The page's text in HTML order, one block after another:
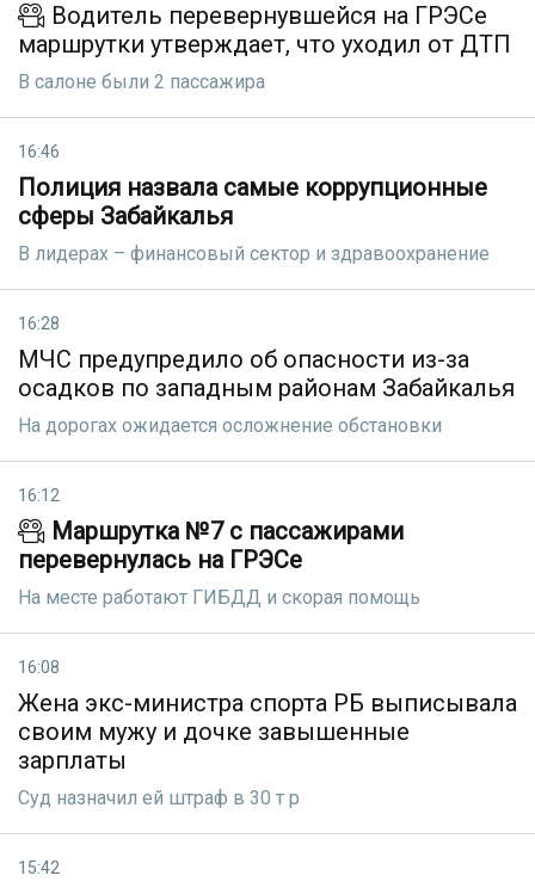
Водитель перевернувшейся на ГРЭСе
маршрутки утверждает, что уходил от ДТП
В салоне были 2 пассажира
16:46
Полиция назвала самые коррупционные
сферы Забайкалья
В лидерах – финансовый сектор и здравоохранение
16:28
МЧС предупредило об опасности из-за
осадков по западным районам Забайкалья
На дорогах ожидается осложнение обстановки
16:12
Маршрутка №7 с пассажирами
перевернулась на ГРЭСе
На месте работают ГИБДД и скорая помощь
16:08
Жена экс-министра спорта РБ выписывала
своим мужу и дочке завышенные
зарплаты
Суд назначил ей штраф в 30 т р
15:42